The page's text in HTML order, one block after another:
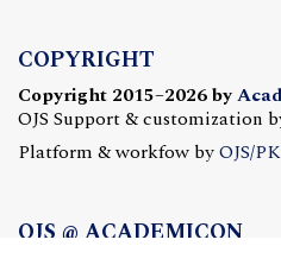
COPYRIGHT
Copyright 2015–2026 by
OJS Support & customization
Platform & workfow byOJS/
OJS @ ACADEMICON